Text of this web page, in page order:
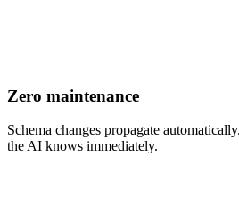
Zero maintenance
Schema changes propagate
the AI knows immediately.